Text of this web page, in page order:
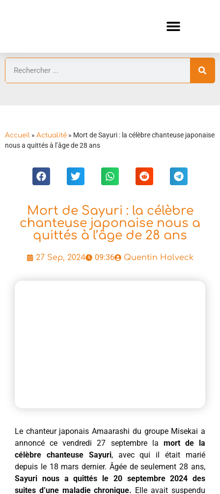
Accueil » Actualité » Mort de Sayuri : la célèbre chanteuse japonaise
nous a quittés à l’âge de 28 ans
Mort de Sayuri : la célèbre
chanteuse japonaise nous a
quittés à l’âge de 28 ans
27 Sep, 2024 09:36 Quentin Holveck
Le chanteur japonais Amaarashi du groupe Misekai a
annoncé ce vendredi 27 septembre la mort de la
célèbre chanteuse Sayuri, avec qui il était marié
depuis le 18 mars dernier. Âgée de seulement 28 ans,
Sayuri nous a quittés le 20 septembre 2024 des
suites d’une maladie chronique. Elle avait suspendu